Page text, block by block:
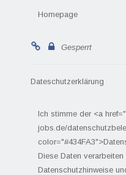
Homepage
Gesperrt
Dateschutzerklärung
Ich stimme der <a
jobs.de/
Diese Daten
Datenschutzhinweise